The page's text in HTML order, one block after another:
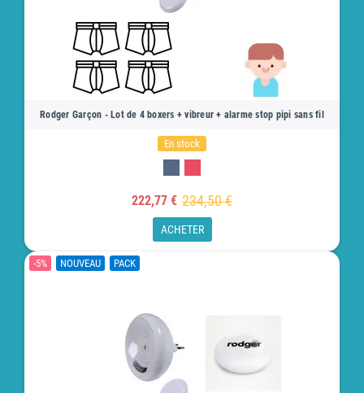
Rodger Garçon - Lot de 4 boxers + vibreur + alarme stop pipi sans fil
En stock
222,77 € 234,50 €
ACHETER
-5% NOUVEAU PACK